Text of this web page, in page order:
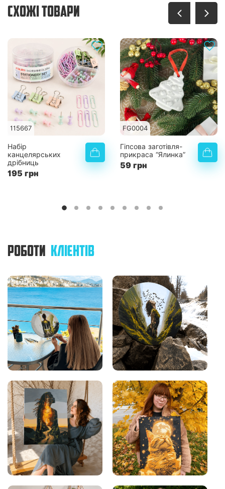
СХОЖІ ТОВАРИ
115667
Набір
канцелярських
дрібниць
195 грн
FG0004
Гіпсова заготівля-
прикраса “Ялинка”
59 грн
РОБОТИ КЛІЄНТІВ